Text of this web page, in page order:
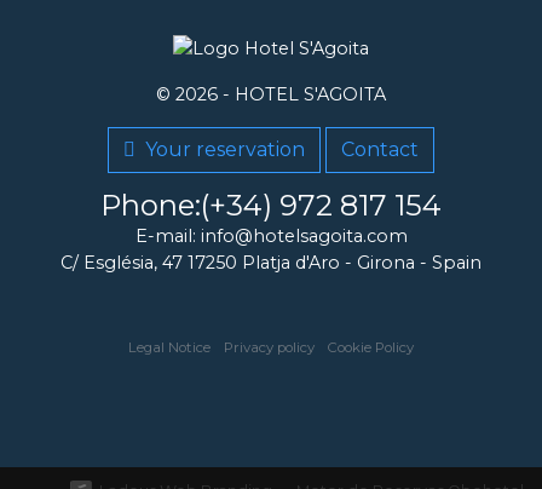
© 2026 - HOTEL S'AGOITA
Your reservation Contact
Phone:(+34) 972 817 154
E-mail: info@hotelsagoita.com
C/ Església, 47 17250 Platja d'Aro - Girona - Spain
Legal Notice Privacy policy Cookie Policy